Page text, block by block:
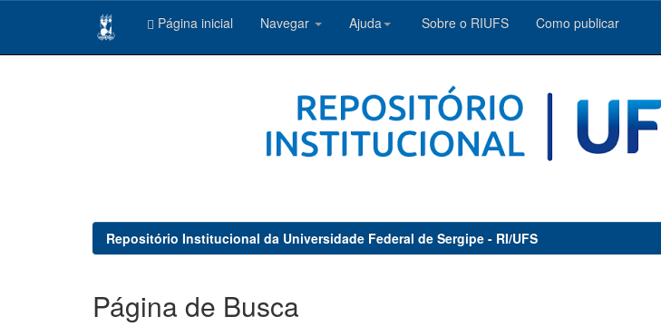
Página inicial Navegar Ajuda Sobre o RIUFS Como publicar
Repositório Institucional da Universidade Federal de Sergipe - RI/UFS
Página de Busca